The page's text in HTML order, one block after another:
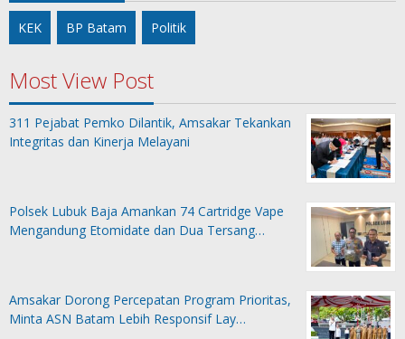
KEK BP Batam Politik
Most View Post
311 Pejabat Pemko Dilantik, Amsakar Tekankan
Integritas dan Kinerja Melayani
Polsek Lubuk Baja Amankan 74 Cartridge Vape
Mengandung Etomidate dan Dua Tersang…
Amsakar Dorong Percepatan Program Prioritas,
Minta ASN Batam Lebih Responsif Lay…